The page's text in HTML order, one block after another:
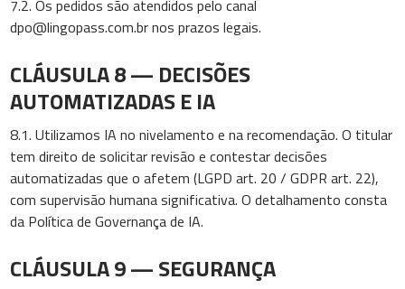
7.2. Os pedidos são atendidos pelo canal
dpo@lingopass.com.brnos prazos legais.
CLÁUSULA 8 — DECISÕES
AUTOMATIZADAS E IA
8.1. Utilizamos IA no nivelamento e na recomendação. O titular
tem direito de solicitar revisão e contestar decisões
automatizadas que o afetem (LGPD art. 20 / GDPR art. 22),
com supervisão humana significativa. O detalhamento consta
da Política de Governança de IA.
CLÁUSULA 9 — SEGURANÇA